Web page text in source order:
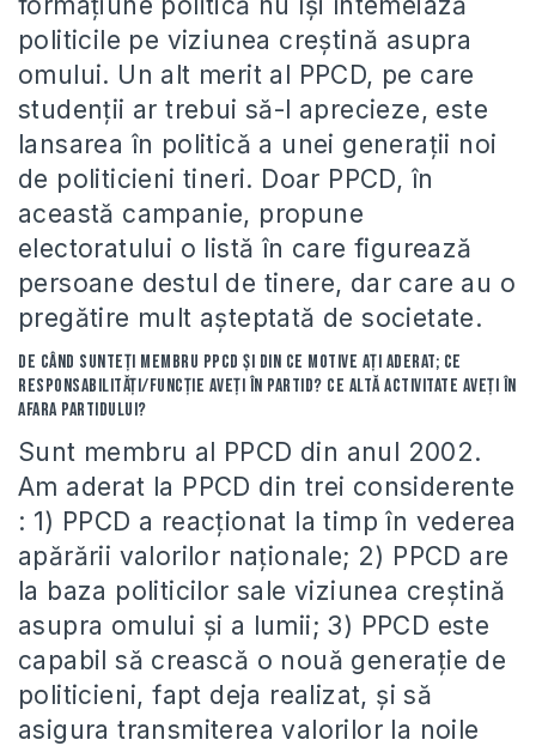
politicile pe viziunea creştină asupra
omului. Un alt merit al PPCD, pe care
studenţii ar trebui să-l aprecieze, este
lansarea în politică a unei generaţii noi
de politicieni tineri. Doar PPCD, în
această campanie, propune
electoratului o listă în care figurează
persoane destul de tinere, dar care au o
pregătire mult aşteptată de societate.
De când sunteţi membru PPCD și din ce motive aţi aderat; ce
responsabilităţi/funcţie aveţi în partid? Ce altă activitate aveţi în
afara partidului?
Sunt membru al PPCD din anul 2002.
Am aderat la PPCD din trei considerente
: 1) PPCD a reacţionat la timp în vederea
apărării valorilor naţionale; 2) PPCD are
la baza politicilor sale viziunea creştină
asupra omului şi a lumii; 3) PPCD este
capabil să crească o nouă generaţie de
politicieni, fapt deja realizat, şi să
asigura transmiterea valorilor la noile